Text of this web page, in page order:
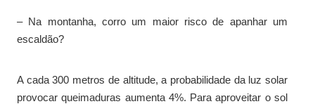
– Na montanha, corro um maior risco de apanhar um
escaldão?
A cada 300 metros de altitude, a probabilidade da luz solar
provocar queimaduras aumenta 4%. Para aproveitar o sol